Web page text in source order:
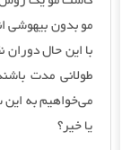
مو بدون بیهوشی
با این حال
طولانی مدت
می‌خواهیم به
یا خیر؟